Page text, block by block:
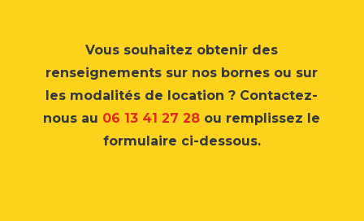
Vous souhaitez obtenir des
renseignements sur nos bornes ou sur
les modalités de location ? Contactez-
nous au 06 13 41 27 28 ou remplissez le
formulaire ci-dessous.